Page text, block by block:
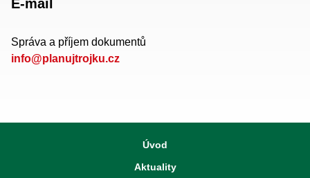
E-mail
Správa a příjem dokumentů
info@planujtrojku.cz
Úvod
Aktuality